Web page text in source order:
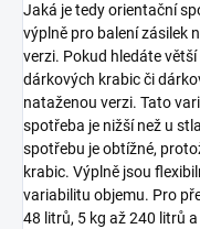
Jaká je tedy orientační
výplně pro balení zásilek
verzi. Pokud hledáte
dárkových krabic či
nataženou verzi. Tato
spotřeba je nižší než u
spotřebu je obtížné,
krabic. Výplně jsou
variabilitu objemu. Pro
48 litrů, 5 kg až 240 litrů